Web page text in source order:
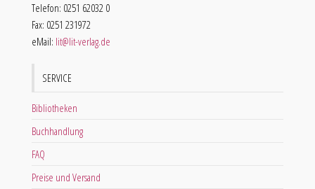
Telefon: 0251 62032 0
Fax: 0251 231972
eMail: lit@lit-verlag.de
SERVICE
Bibliotheken
Buchhandlung
FAQ
Preise und Versand